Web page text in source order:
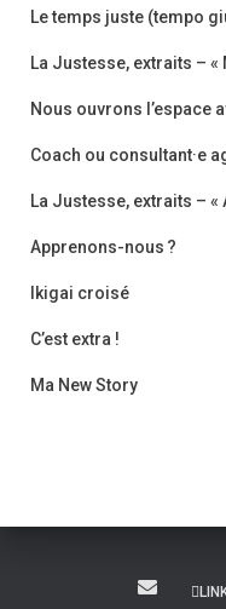
Le temps juste (tempo
La Justesse, extraits – «
Nous ouvrons l’espace
Coach ou consultant·e
La Justesse, extraits –
Apprenons-nous ?
Ikigai croisé
C’est extra !
Ma New Story